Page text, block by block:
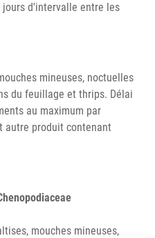
d'intervalle entre les
mineuses, noctuelles
du feuillage et thrips. Délai
au maximum par
autre produit contenant
mouches mineuses,